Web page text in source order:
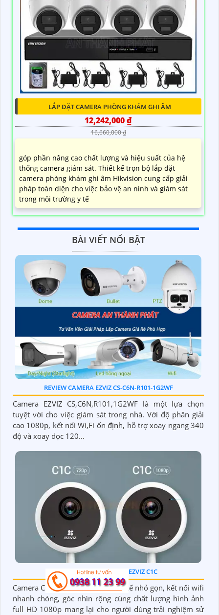
LẮP ĐẶT CAMERA PHÒNG KHÁM GHI ÂM
12,242,000 ₫
16,660,000 ₫
góp phần nâng cao chất lượng và hiệu suất của hệ
thống camera giám sát. Thiết kế trọn bộ lắp đặt
camera phòng khám ghi âm Hikvision cung cấp giải
pháp toàn diện cho việc bảo vệ an ninh và giám sát
trong môi trường y tế
BÀI VIẾT NỔI BẬT
REVIEW CAMERA EZVIZ CS-C6N-R101-1G2WF
Camera EZVIZ CS,C6N,R101,1G2WF là một lựa chọn
tuyệt vời cho việc giám sát trong nhà. Với độ phân giải
cao 1080p, kết nối Wi,Fi ổn định, hỗ trợ xoay ngang 340
độ và xoay dọc 120...
REVIEW CAMERA CUBE EZVIZ C1C
Camera Cube EZVIZ C1C với thiết kế nhỏ gọn, kết nối wifi
nhanh chóng, góc nhìn rộng cùng chất lượng hình ảnh
full HD 1080p mang lại cho người dùng trải nghiệm sử